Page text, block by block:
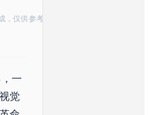
，仅供参考
一
觉